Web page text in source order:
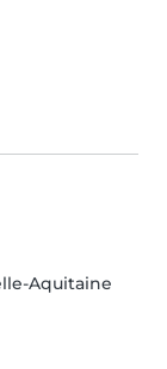
Aquitaine